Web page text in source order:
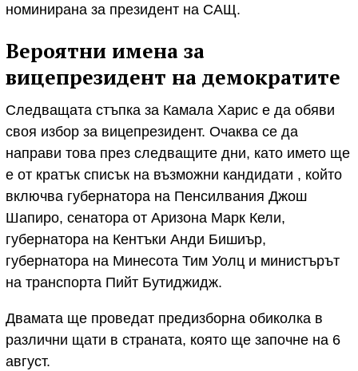
номинирана за президент на САЩ.
Вероятни имена за
вицепрезидент на демократите
Следващата стъпка за Камала Харис е да обяви
своя избор за вицепрезидент. Очаква се да
направи това през следващите дни, като името ще
е от кратък списък на възможни кандидати , който
включва губернатора на Пенсилвания Джош
Шапиро, сенатора от Аризона Марк Кели,
губернатора на Кентъки Анди Бишиър,
губернатора на Минесота Тим Уолц и министърът
на транспорта Пийт Бутиджидж.
Двамата ще проведат предизборна обиколка в
различни щати в страната, която ще започне на 6
август.